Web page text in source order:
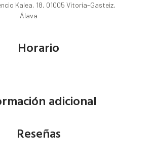
Kalea, 18, 01005 Vitoria-Gasteiz,
Álava
Horario
adicional
Reseñas